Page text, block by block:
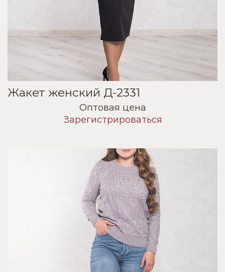
Жакет женский Д-2331
Оптовая цена
Зарегистрироваться